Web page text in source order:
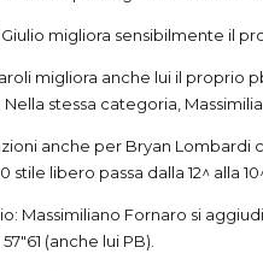
will not be published.